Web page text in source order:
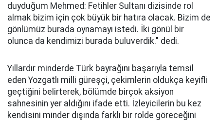
duyduğum Mehmed: Fetihler Sultanı dizisinde rol
almak bizim için çok büyük bir hatıra olacak. Bizim de
gönlümüz burada oynamayı istedi. İki gönül bir
olunca da kendimizi burada buluverdik." dedi.
Yıllardır minderde Türk bayrağını başarıyla temsil
eden Yozgatlı milli güreşçi, çekimlerin oldukça keyifli
geçtiğini belirterek, bölümde birçok aksiyon
sahnesinin yer aldığını ifade etti. İzleyicilerin bu kez
kendisini minder dışında farklı bir rolde göreceğini